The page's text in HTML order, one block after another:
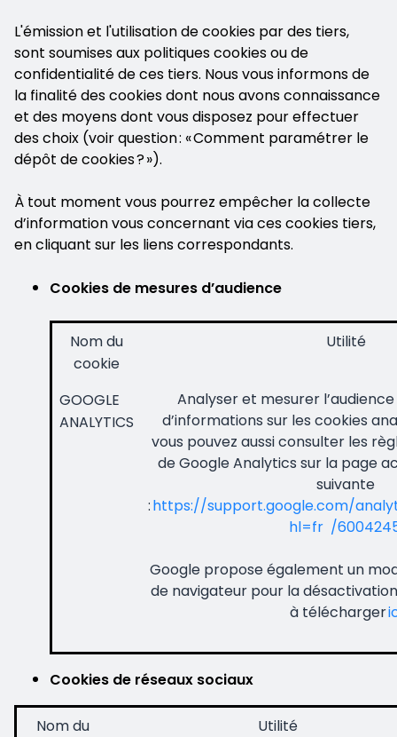
L'émission et l'utilisation de cookies par des tiers,
sont soumises aux politiques cookies ou de
confidentialité de ces tiers. Nous vous informons de
la finalité des cookies dont nous avons connaissance
et des moyens dont vous disposez pour effectuer
des choix (voir question : « Comment paramétrer le
dépôt de cookies ? »).
À tout moment vous pourrez empêcher la collecte
d’information vous concernant via ces cookies tiers,
en cliquant sur les liens correspondants.
Cookies de mesures d’audience
Nom du
cookie
Utilité
GOOGLE
ANALYTICS
Analyser et mesurer l’audience
d’informations sur les cookies
vous pouvez aussi consulter les
de Google Analytics sur la page
suivante
:https://support.google.com/
hl=fr /
Google propose également un
de navigateur pour la
à télécharger
Cookies de réseaux sociaux
Nom du
Utilité